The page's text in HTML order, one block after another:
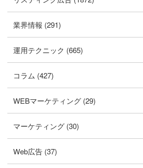
業界情報 (291)
運用テクニック (665)
コラム (427)
WEBマーケティング (29)
マーケティング (30)
Web広告 (37)